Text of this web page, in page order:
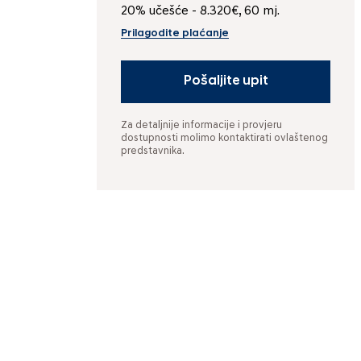
20% učešće - 8.320€, 60 mj.
Prilagodite plaćanje
Pošaljite upit
Za detaljnije informacije i provjeru
dostupnosti molimo kontaktirati ovlaštenog
predstavnika.